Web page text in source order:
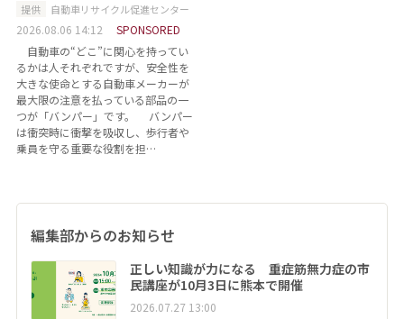
提供 自動車リサイクル促進センター
2026.08.06 14:12
SPONSORED
自動車の“どこ”に関心を持ってい
るかは人それぞれですが、安全性を
大きな使命とする自動車メーカーが
最大限の注意を払っている部品の一
つが「バンパー」です。 バンパー
は衝突時に衝撃を吸収し、歩行者や
乗員を守る重要な役割を担…
編集部からのお知らせ
正しい知識が力になる 重症筋無力症の市
民講座が10月3日に熊本で開催
2026.07.27 13:00